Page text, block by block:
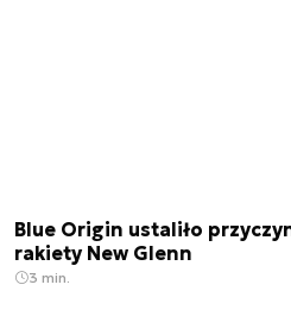
Blue Origin ustaliło
rakiety New Glenn
3 min.